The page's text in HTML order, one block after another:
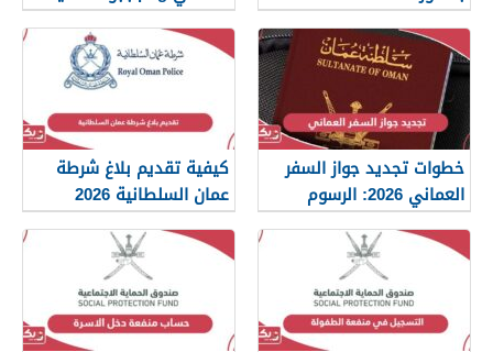
2026
خطوات تجديد جواز السفر
العماني 2026: الرسوم
والمستندات المطلوبة
كيفية تقديم بلاغ شرطة
عمان السلطانية 2026